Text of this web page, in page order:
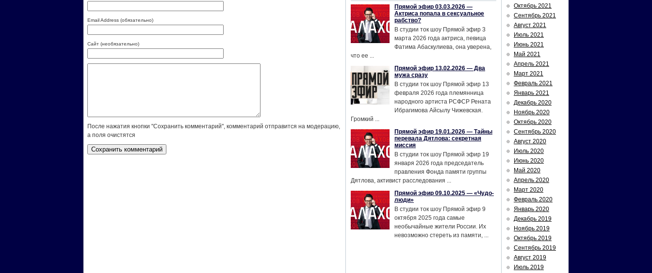
Email Address (обязательно)
Сайт (необязательно)
После нажатия кнопки "Сохранить комментарий", комментарий отправится на модерацию,
а поля очистятся
Прямой эфир 03.03.2026 —
Актриса попала в сексуальное
рабство?
В студии ток шоу Прямой эфир 3
марта 2026 года актриса, певица
Фатима Абаскулиева, она уверена,
что ее ...
Прямой эфир 13.02.2026 — Два
мужа сразу
В студии ток шоу Прямой эфир 13
февраля 2026 года племянница
народного артиста РСФСР Рената
Ибрагимова Айсылу Чижевская.
Громкий ...
Прямой эфир 19.01.2026 — Тайны
перевала Дятлова: секретная
миссия
В студии ток шоу Прямой эфир 19
января 2026 года председатель
правления Фонда памяти группы
Дятлова, активист расследования ...
Прямой эфир 09.10.2025 — «Чудо-
люди»
В студии ток шоу Прямой эфир 9
октября 2025 года самые
необычайные жители России. Их
невозможно стереть из памяти, ...
Октябрь 2021
Сентябрь 2021
Август 2021
Июль 2021
Июнь 2021
Май 2021
Апрель 2021
Март 2021
Февраль 2021
Январь 2021
Декабрь 2020
Ноябрь 2020
Октябрь 2020
Сентябрь 2020
Август 2020
Июль 2020
Июнь 2020
Май 2020
Апрель 2020
Март 2020
Февраль 2020
Январь 2020
Декабрь 2019
Ноябрь 2019
Октябрь 2019
Сентябрь 2019
Август 2019
Июль 2019